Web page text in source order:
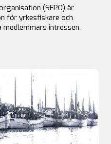
(SFPO) är
för yrkesfiskare och
intressen.